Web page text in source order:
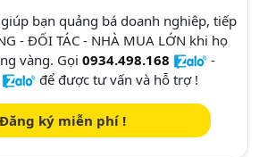
bạn quảng bá doanh nghiêp, tiếp
- ĐỐI TÁC - NHÀ MUA LỚN khi họ
vàng. Gọi 0934.498.168
-
để được tư vấn và hỗ trợ !
Đăng ký miễn phí !